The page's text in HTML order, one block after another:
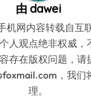
由 dawei
机网内容转载自互
人观点绝非权威，
存在版权问题，请
，我们
理。